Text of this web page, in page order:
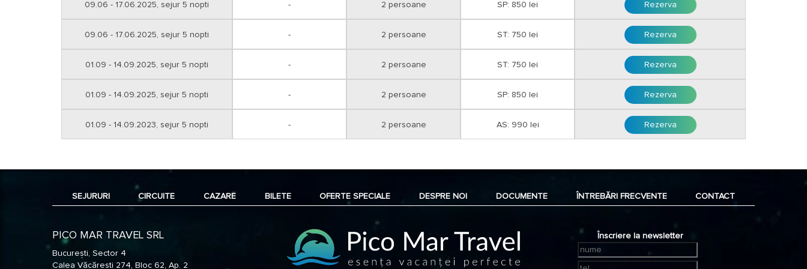
09.06 - 17.06.2025, sejur 5 nopti - 2 persoane SP: 850 lei Rezerva
09.06 - 17.06.2025, sejur 5 nopti - 2 persoane ST: 750 lei Rezerva
01.09 - 14.09.2025, sejur 5 nopti - 2 persoane ST: 750 lei Rezerva
01.09 - 14.09.2025, sejur 5 nopti - 2 persoane SP: 850 lei Rezerva
01.09 - 14.09.2023, sejur 5 nopti - 2 persoane AS: 990 lei Rezerva
SEJURURI CIRCUITE CAZARE BILETE OFERTE SPECIALE DESPRE NOI DOCUMENTE ÎNTREBĂRI FRECVENTE CONTACT
PICO MAR TRAVEL SRL
București, Sector 4
Calea Văcărești 274, Bloc 62, Ap. 2
Înscriere la newsletter